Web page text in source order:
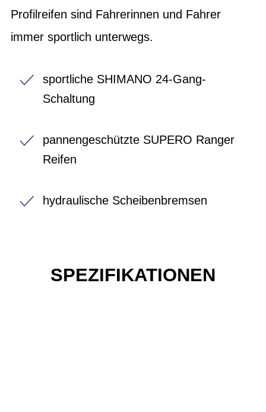
Profilreifen sind Fahrerinnen und Fahrer
immer sportlich unterwegs.
sportliche SHIMANO 24-Gang-
Schaltung
pannengeschützte SUPERO Ranger
Reifen
hydraulische Scheibenbremsen
SPEZIFIKATIONEN